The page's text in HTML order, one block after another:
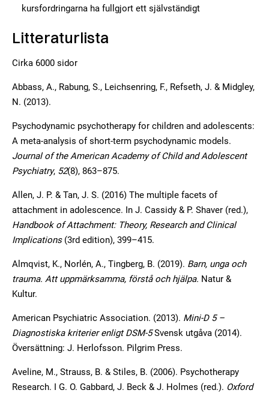
kursfordringarna ha fullgjort ett självständigt
Litteraturlista
Cirka 6000 sidor
Abbass, A., Rabung, S., Leichsenring, F., Refseth, J. & Midgley,
N. (2013).
Psychodynamic psychotherapy for children and adolescents:
A meta-analysis of short-term psychodynamic models.
Journal of the American Academy of Child and Adolescent
Psychiatry, 52(8), 863–875.
Allen, J. P. & Tan, J. S. (2016) The multiple facets of
attachment in adolescence. In J. Cassidy & P. Shaver (red.),
Handbook of Attachment: Theory, Research and Clinical
Implications (3rd edition), 399–415.
Almqvist, K., Norlén, A., Tingberg, B. (2019). Barn, unga och
trauma. Att uppmärksamma, förstå och hjälpa. Natur &
Kultur.
American Psychiatric Association. (2013). Mini-D 5 –
Diagnostiska kriterier enligt DSM-5Svensk utgåva (2014).
Översättning: J. Herlofsson. Pilgrim Press.
Aveline, M., Strauss, B. & Stiles, B. (2006). Psychotherapy
Research. I G. O. Gabbard, J. Beck & J. Holmes (red.). Oxford